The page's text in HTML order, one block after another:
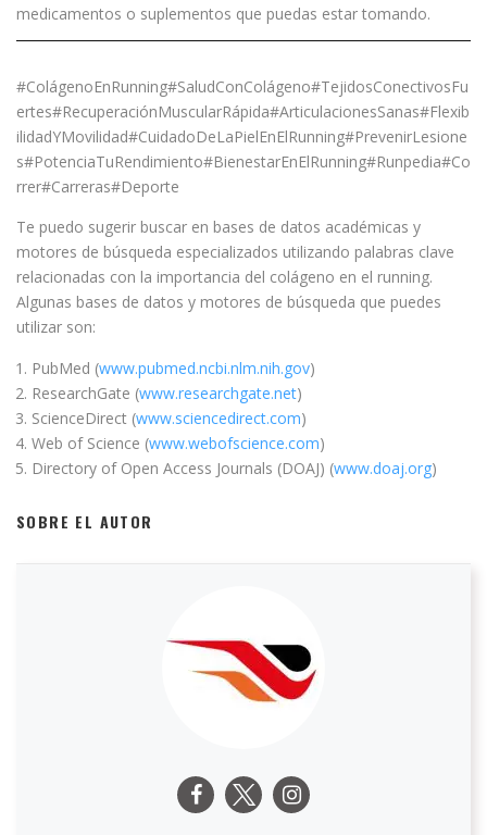
medicamentos o suplementos que puedas estar tomando.
#ColágenoEnRunning#SaludConColágeno#TejidosConectivosFu
ertes#RecuperaciónMuscularRápida#ArticulacionesSanas#Flexib
ilidadYMovilidad#CuidadoDeLaPielEnElRunning#PrevenirLesione
s#PotenciaTuRendimiento#BienestarEnElRunning#Runpedia#Co
rrer#Carreras#Deporte
Te puedo sugerir buscar en bases de datos académicas y
motores de búsqueda especializados utilizando palabras clave
relacionadas con la importancia del colágeno en el running.
Algunas bases de datos y motores de búsqueda que puedes
utilizar son:
PubMed (www.pubmed.ncbi.nlm.nih.gov)
ResearchGate (www.researchgate.net)
ScienceDirect (www.sciencedirect.com)
Web of Science (www.webofscience.com)
Directory of Open Access Journals (DOAJ) (www.doaj.org)
SOBRE EL AUTOR